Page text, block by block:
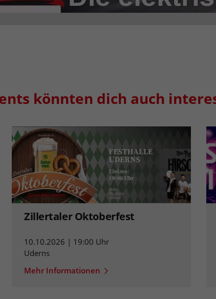
könnten dich auch
Zillertaler Oktoberfest
10.10.2026 | 19:00 Uhr
Uderns
Mehr Informationen